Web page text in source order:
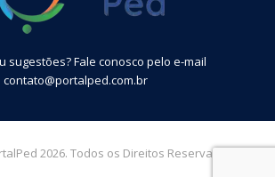
sugestões? Fale conosco pelo e-mail
contato@portalped.com.br
2026. Todos os Direitos Reservados.